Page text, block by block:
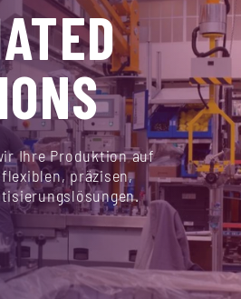
Ihre Produktion auf
präzisen,